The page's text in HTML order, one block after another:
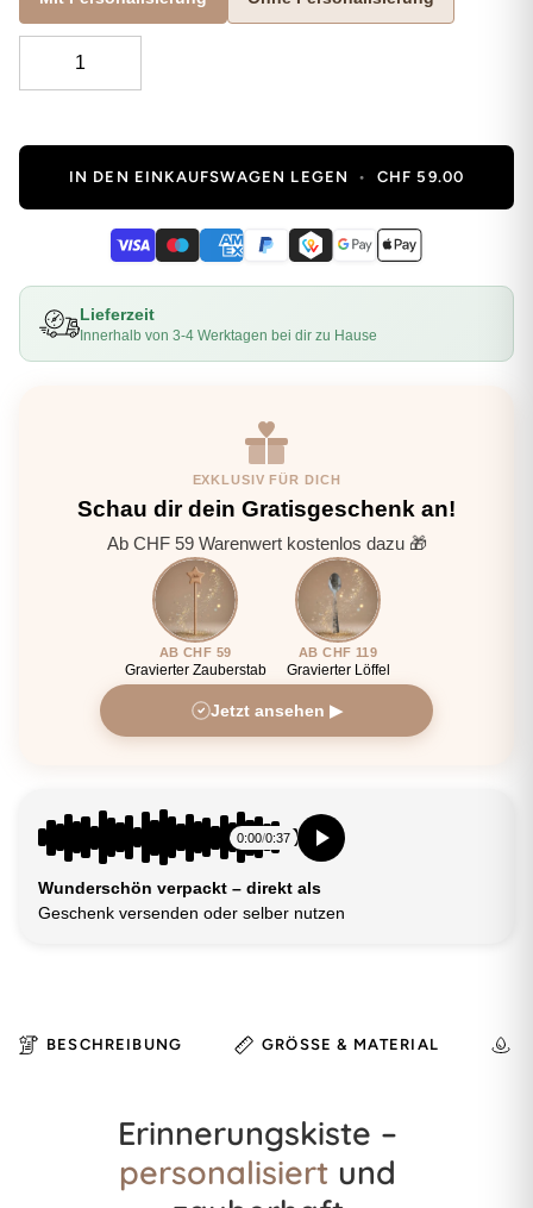
IN DEN EINKAUFSWAGEN LEGEN • CHF 59.00
Lieferzeit
Innerhalb von 3-4 Werktagen bei dir zu Hause
EXKLUSIV FÜR DICH
Schau dir dein Gratisgeschenk an!
Ab CHF 59 Warenwert kostenlos dazu 🎁
AB CHF 59
Gravierter Zauberstab
AB CHF 119
Gravierter Löffel
Jetzt ansehen ▶
0:00/0:37
Wunderschön verpackt – direkt als
Geschenk versenden oder selber nutzen
BESCHREIBUNG GRÖSSE & MATERIAL
Erinnerungskiste –
personalisiert und